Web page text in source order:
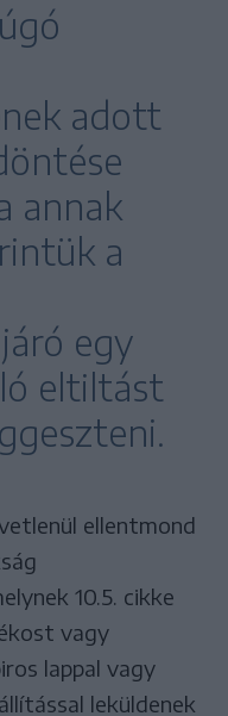
adott
annak
a
egy
eltiltást
ellentmond
10.5. cikke
vagy
lappal vagy
leküldenek